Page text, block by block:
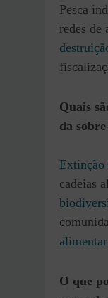
Pesca
redes de
Quais
da
Extinção
cadeias
alimentar
O que